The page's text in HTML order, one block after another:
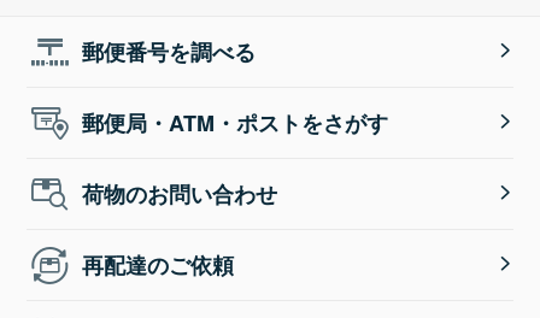
郵便番号を調べる
郵便局・ATM・ポストをさがす
荷物のお問い合わせ
再配達のご依頼